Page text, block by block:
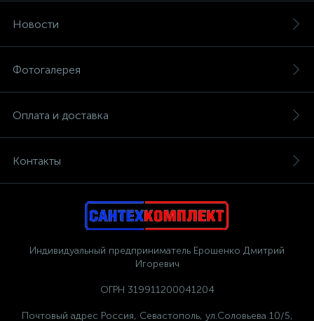
Новости
Фотогалерея
Оплата и доставка
Контакты
Индивидуальный предприниматель Ерошенко Дмитрий
Игоревич
ОГРН 319911200041204
Почтовый адрес Россия, Севастополь, ул.Соловьева 10/5,